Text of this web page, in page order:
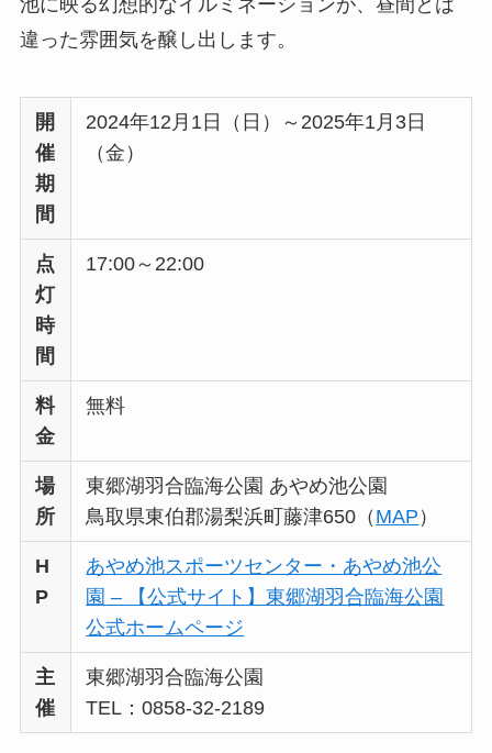
違った雰囲気を醸し出します。
開
催
期
間
2024年12月1日（日）～2025年1月3日
（金）
点
灯
時
間
17:00～22:00
料
金
無料
場
所
東郷湖羽合臨海公園 あやめ池公園
鳥取県東伯郡湯梨浜町藤津650（ MAP ）
H
P
あやめ池スポーツセンター・あやめ池公
園 – 【公式サイト】東郷湖羽合臨海公園
公式ホームページ
主
催
東郷湖羽合臨海公園
TEL：0858-32-2189